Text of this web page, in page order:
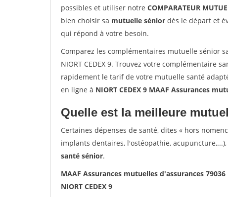
possibles et utiliser notre COMPARATEUR
bien choisir sa mutuelle sénior dès le départ et
qui répond à votre besoin.
Comparez les complémentaires mutuelle sénior
NIORT CEDEX 9. Trouvez votre complémentaire
rapidement le tarif de votre mutuelle santé
en ligne à NIORT CEDEX 9 MAAF Assurances
Quelle est la meilleure
Certaines dépenses de santé, dites « hors
implants dentaires, l'ostéopathie,
santé sénior.
MAAF Assurances mutuelles d'assurances 79036
NIORT CEDEX 9